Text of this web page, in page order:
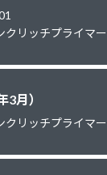
クリッチプライマー
3月）
クリッチプライマー